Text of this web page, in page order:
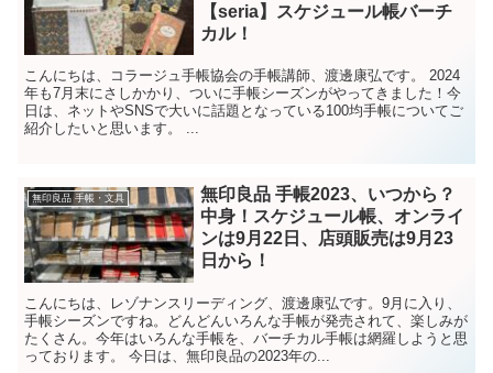
【seria】スケジュール帳バーチ
カル！
こんにちは、コラージュ手帳協会の手帳講師、渡邊康弘です。 2024
年も7月末にさしかかり、ついに手帳シーズンがやってきました！今
日は、ネットやSNSで大いに話題となっている100均手帳についてご
紹介したいと思います。 ...
無印良品 手帳・文具
無印良品 手帳2023、いつから？
中身！スケジュール帳、オンライ
ンは9月22日、店頭販売は9月23
日から！
こんにちは、レゾナンスリーディング、渡邊康弘です。9月に入り、
手帳シーズンですね。どんどんいろんな手帳が発売されて、楽しみが
たくさん。今年はいろんな手帳を、バーチカル手帳は網羅しようと思
っております。 今日は、無印良品の2023年の...